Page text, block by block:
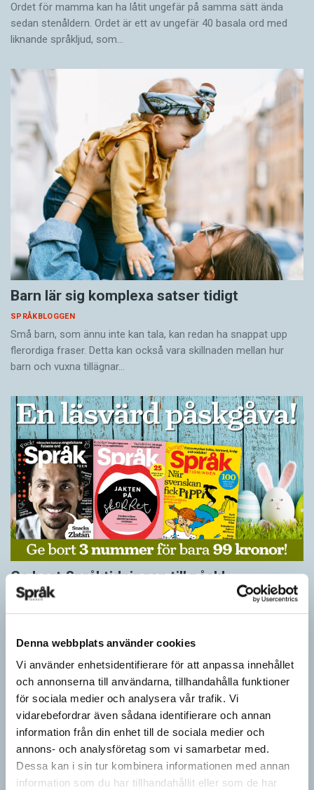
Denna webbplats använder cookies
Vi använder enhetsidentifierare för att anpassa innehållet
och annonserna till användarna, tillhandahålla funktioner
för sociala medier och analysera vår trafik. Vi
vidarebefordrar även sådana identifierare och annan
information från din enhet till de sociala medier och
annons- och analysföretag som vi samarbetar med.
Dessa kan i sin tur kombinera informationen med annan
information som du har tillhandahållit eller som de har
Ordet för mamma kan ha låtit ungefär på samma sätt ända
sedan stenåldern. Ordet är ett av ungefär 40 basala ord med
liknande språkljud, som…
Barn lär sig komplexa satser tidigt
SPRÅKBLOGGEN
Små barn, som ännu inte kan tala, kan redan ha snappat upp
flerordiga fraser. Detta kan också vara skillnaden mellan hur
barn och vuxna tillägnar…
Ge bort Språktidningen till påsk!
SPRÅKBLOGGEN
Inför påsken har vi ett riktigt fint erbjudande. Just nu kan du ge
också…